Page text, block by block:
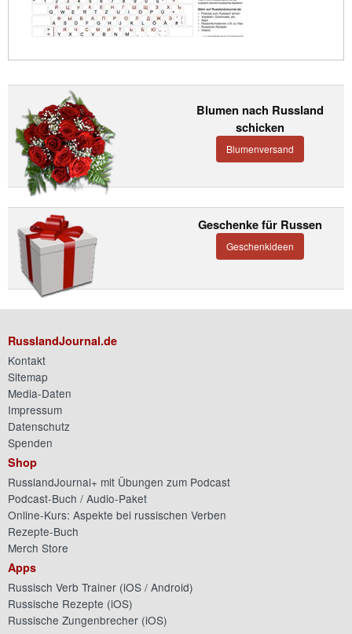
Blumen nach Russland
schicken
Blumenversand
Geschenke für Russen
Geschenkideen
RusslandJournal.de
Kontakt
Sitemap
Media-Daten
Impressum
Datenschutz
Spenden
Shop
RusslandJournal+ mit Übungen zum Podcast
Podcast-Buch / Audio-Paket
Online-Kurs: Aspekte bei russischen Verben
Rezepte-Buch
Merch Store
Apps
Russisch Verb Trainer (iOS / Android)
Russische Rezepte (iOS)
Russische Zungenbrecher (iOS)